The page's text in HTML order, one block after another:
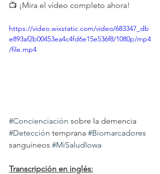
📺 ¡Mira el vídeo completo ahora!
https://video.wixstatic.com/video/683347_db
e893af2b00453ea4c4fd6e15e536f8/1080p/mp4
/file.mp4
#Concienciación sobre la demencia
#Detección temprana #Biomarcadores
sanguíneos #MiSaludIowa
Transcripción en inglés: